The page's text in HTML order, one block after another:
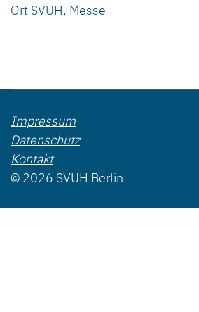
Ort SVUH, Messe
Impressum
Datenschutz
Kontakt
© 2026 SVUH Berlin